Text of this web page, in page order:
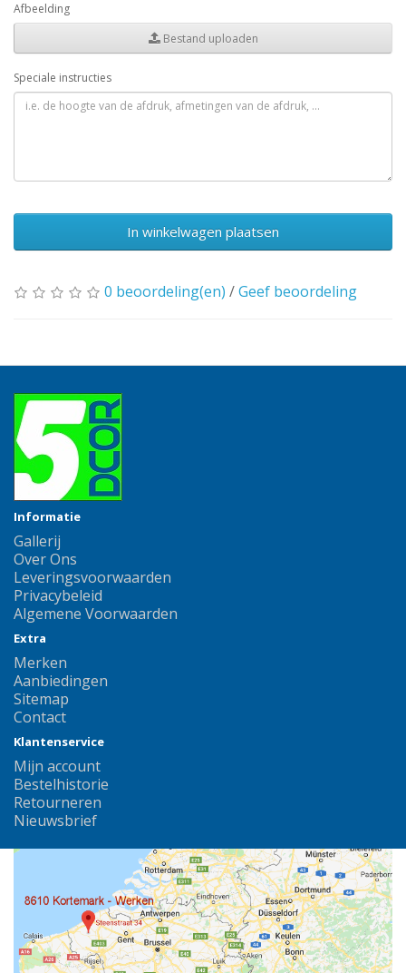
Afbeelding
Bestand uploaden
Speciale instructies
In winkelwagen plaatsen
0 beoordeling(en) /Geef beoordeling
Informatie
Gallerij
Over Ons
Leveringsvoorwaarden
Privacybeleid
Algemene Voorwaarden
Extra
Merken
Aanbiedingen
Sitemap
Contact
Klantenservice
Mijn account
Bestelhistorie
Retourneren
Nieuwsbrief